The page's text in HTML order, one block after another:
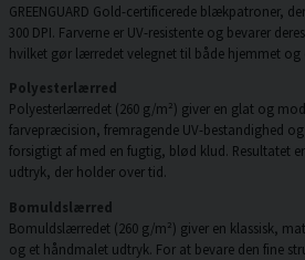
GREENGUARD Gold-certificerede blækpatroner,
300 DPI. Farverne er UV-resistente og bevarer
hvilket gør lærredet velegnet til både hjemmet og
Polyesterlærred
Polyesterlærredet (260 g/m²) giver en glat og
farvepræcision, fremragende UV-bestandighed
forsigtigt af med en fugtig, blød klud. Resultatet
udtryk, der holder over tid.
Bomuldslærred
Bomuldslærredet (260 g/m²) giver en klassisk,
og et håndmalet udtryk. For at bevare den fine